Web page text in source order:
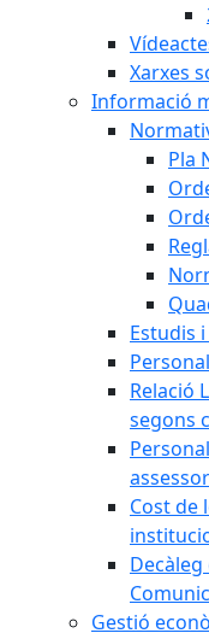
Xarxes
Informació
Pla
Estudis
Relació
segons
Cost de
Gestió